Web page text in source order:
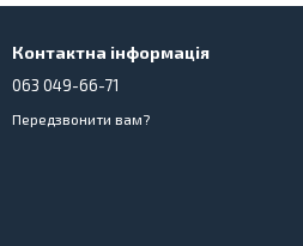
Контактна інформація
063 049-66-71
Передзвонити вам?